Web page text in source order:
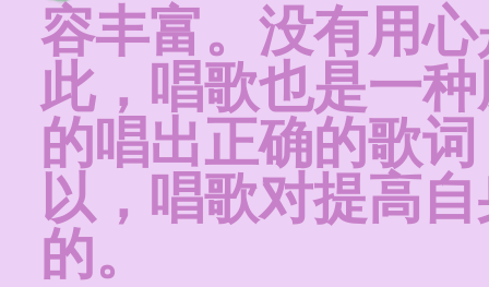
容丰富。没有用
此，唱歌也是一
的唱出正确的歌
以，唱歌对提高
的。